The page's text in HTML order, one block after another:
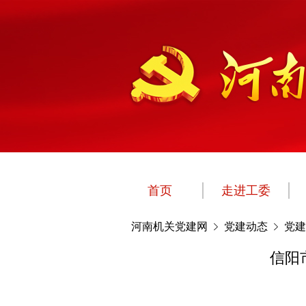
首页 走进工委
河南机关党建网 党建动态 党
信阳